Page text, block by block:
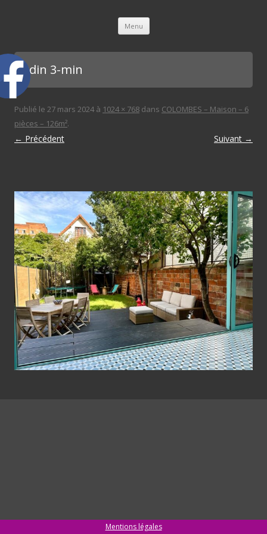
Menu Aller au contenu principal
jardin 3-min
Publié le 27 mars 2024 à 1024 × 768 dans COLOMBES – Maison – 6
pièces – 126m².
← Précédent Suivant →
Mentions légales